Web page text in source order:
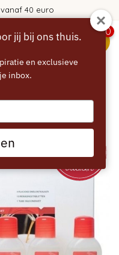
40 euro
0
jij bij ons thuis.
en exclusieve
inbox.